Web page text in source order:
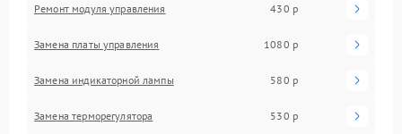
Ремонт модуля управления 430 р
Замена платы управления 1080 р
Замена индикаторной лампы 580 р
Замена терморегулятора 530 р